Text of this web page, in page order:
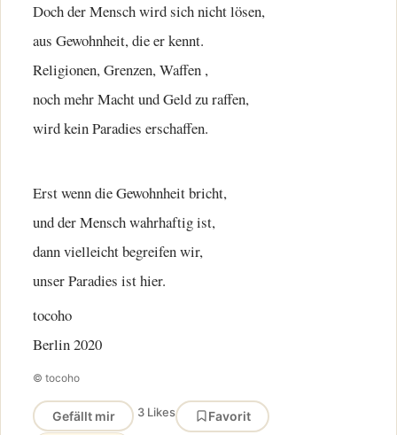
Doch der Mensch wird sich nicht lösen,
aus Gewohnheit, die er kennt.
Religionen, Grenzen, Waffen ,
noch mehr Macht und Geld zu raffen,
wird kein Paradies erschaffen.
Erst wenn die Gewohnheit bricht,
und der Mensch wahrhaftig ist,
dann vielleicht begreifen wir,
unser Paradies ist hier.
tocoho
Berlin 2020
© tocoho
Gefällt mir 3 Likes Favorit